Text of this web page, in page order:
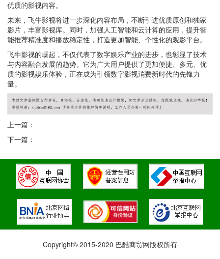
优质的影视内容。
未来，飞牛影视将进一步深化内容布局，不断引进优质原创和独家
影片，丰富影视库。同时，加强人工智能和云计算的应用，提升智
能推荐精准度和播放稳定性，打造更加智能、个性化的观影平台。
飞牛影视的崛起，不仅代表了数字娱乐产业的进步，也彰显了技术
与内容融合发展的趋势。它为广大用户提供了更加便捷、多元、优
质的影视娱乐体验，正在成为引领数字影视消费新时代的先锋力
量。
上一篇：
下一篇：
Copyright© 2015-2020 巴酷商贸网版权所有